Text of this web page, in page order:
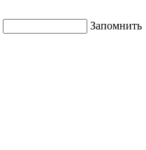
Запомнить